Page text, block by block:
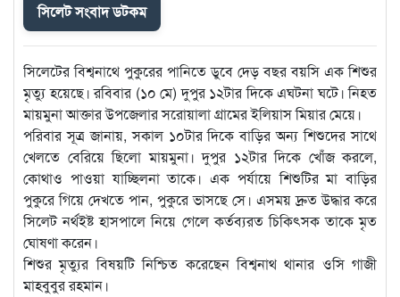
সিলেট সংবাদ ডটকম
সিলেটের বিশ্বনাথে পুকুরের পানিতে ডুবে দেড় বছর বয়সি এক শিশুর
মৃত্যু হয়েছে। রবিবার (১০ মে) দুপুর ১২টার দিকে এঘটনা ঘটে। নিহত
মায়মুনা আক্তার উপজেলার সরোয়ালা গ্রামের ইলিয়াস মিয়ার মেয়ে।
পরিবার সূত্র জানায়, সকাল ১০টার দিকে বাড়ির অন্য শিশুদের সাথে
খেলতে বেরিয়ে ছিলো মায়মুনা। দুপুর ১২টার দিকে খোঁজ করলে,
কোথাও পাওয়া যাচ্ছিলনা তাকে। এক পর্যায়ে শিশুটির মা বাড়ির
পুকুরে গিয়ে দেখতে পান, পুকুরে ভাসছে সে। এসময় দ্রুত উদ্ধার করে
সিলেট নর্থইষ্ট হাসপালে নিয়ে গেলে কর্তব্যরত চিকিৎসক তাকে মৃত
ঘোষণা করেন।
শিশুর মৃত্যুর বিষয়টি নিশ্চিত করেছেন বিশ্বনাথ থানার ওসি গাজী
মাহবুবুর রহমান।